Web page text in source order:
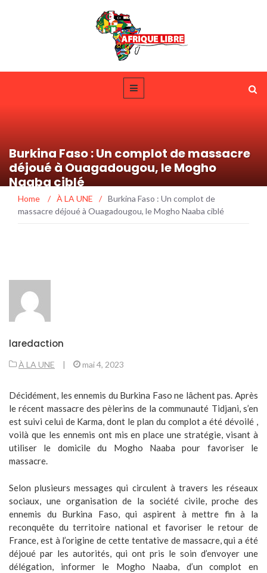
Burkina Faso : Un complot de massacre
déjoué à Ouagadougou, le Mogho
Naaba ciblé
Home / À LA UNE / Burkina Faso : Un complot de
massacre déjoué à Ouagadougou, le Mogho Naaba ciblé
laredaction
À LA UNE | mai 4, 2023
Décidément, les ennemis du Burkina Faso ne lâchent pas. Après
le récent massacre des pèlerins de la communauté Tidjani, s’en
est suivi celui de Karma, dont le plan du complot a été dévoilé ,
voilà que les ennemis ont mis en place une stratégie, visant à
utiliser le domicile du Mogho Naaba pour favoriser le
massacre.
Selon plusieurs messages qui circulent à travers les réseaux
sociaux, une organisation de la société civile, proche des
ennemis du Burkina Faso, qui aspirent à mettre fin à la
reconquête du territoire national et favoriser le retour de
France, est à l’origine de cette tentative de massacre, qui a été
déjoué par les autorités, qui ont pris le soin d’envoyer une
délégation, informer le Mogho Naaba, d’un complot en